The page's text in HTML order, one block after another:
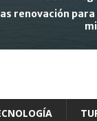
renovación